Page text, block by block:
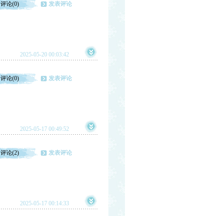
评论(0) 发表评论
2025-05-20 00:03:42
评论(0) 发表评论
2025-05-17 00:49:52
评论(2) 发表评论
2025-05-17 00:14:33